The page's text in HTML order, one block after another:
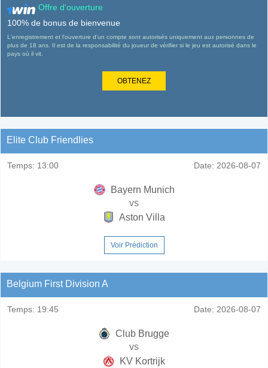
Offre d'ouverture
100% de bonus de bienvenue
L'enregistrement et l'ouverture d'un compte sont autorisés uniquement aux personnes de
plus de 18 ans. Il est de la responsabilité du joueur de vérifier si le jeu est autorisé dans le
pays où il vit.
OBTENEZ
Elite Club Friendlies
Temps: 13:00 Date: 2026-08-07
Bayern Munich
vs
Aston Villa
Voir Prédiction
Belgium First Division A
Temps: 19:45 Date: 2026-08-07
Club Brugge
vs
KV Kortrijk